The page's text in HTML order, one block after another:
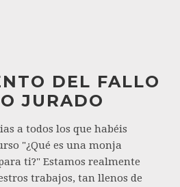
DEL FALLO
JURADO
a todos los que habéis
"¿Qué es una monja
ti?" Estamos realmente
trabajos, tan llenos de